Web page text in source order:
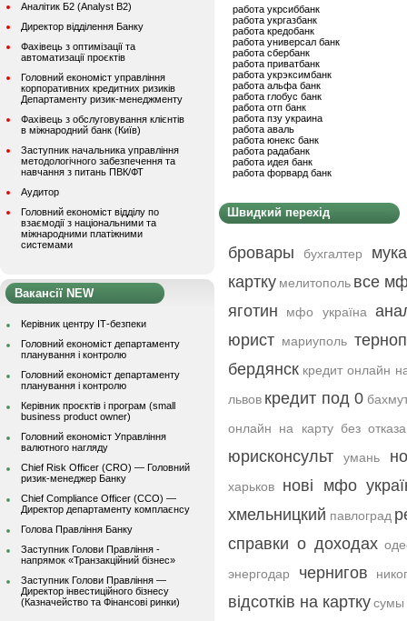
Аналітик Б2 (Analyst B2)
Директор відділення Банку
Фахівець з оптимізації та
автоматизації проєктів
Головний економіст управління
корпоративних кредитних ризиків
Департаменту ризик-менеджменту
Фахівець з обслуговування клієнтів
в міжнародний банк (Київ)
Заступник начальника управління
методологічного забезпечення та
навчання з питань ПВК/ФТ
Аудитор
Головний економіст відділу по
взаємодії з національними та
міжнародними платіжними
системами
Вакансії NEW
Керівник центру ІТ-безпеки
Головний економіст департаменту
планування і контролю
Головний економіст департаменту
планування і контролю
Керівник проєктів і програм (small
business product owner)
Головний економіст Управління
валютного нагляду
Chief Risk Officer (CRO) — Головний
ризик-менеджер Банку
Chief Compliance Officer (CCO) —
Директор департаменту комплаєнсу
Голова Правління Банку
Заступник Голови Правління -
напрямок «Транзакційний бізнес»
Заступник Голови Правління —
Директор інвестиційного бізнесу
(Казначейство та Фінансові ринки)
работа укрсиббанк
работа укргазбанк
работа кредобанк
работа универсал банк
работа сбербанк
работа приватбанк
работа укрэксимбанк
работа альфа банк
работа глобус банк
работа отп банк
работа пзу украина
работа аваль
работа юнекс банк
работа радабанк
работа идея банк
работа форвард банк
Швидкий перехід
бровары бухгалтер
картку мелитополь все
яготин
мфо україна
юрист мариуполь
бердянск кредит онлайн
львов кредит под 0
онлайн на карту без
юрисконсульт умань
харьков
нові мфо
хмельницкий павлоград
справки о доходах
энергодар
чернигов
відсотків на карткусумы